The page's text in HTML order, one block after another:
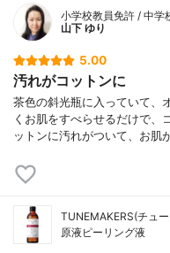
小学校教員免許 / 中学
山下 ゆり
5.00
汚れがコットンに
茶色の斜光瓶に入っていて、
くお肌をすべらせるだけで、
ットンに汚れがついて、お肌
TUNEMAKERS(チュ
原液ピーリング液